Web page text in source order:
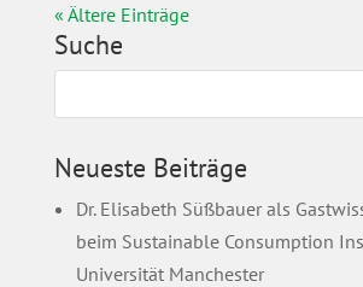
« Ältere Einträge
Suche
Neueste Beiträge
Dr. Elisabeth Süßbauer als
beim Sustainable Consumption
Universität Manchester